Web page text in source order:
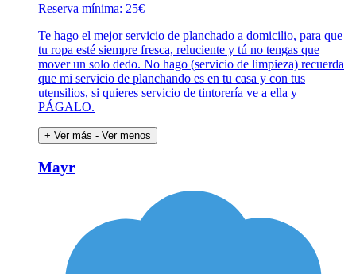
Reserva mínima: 25€
Te hago el mejor servicio de planchado a domicilio, para que
tu ropa esté siempre fresca, reluciente y tú no tengas que
mover un solo dedo. No hago (servicio de limpieza) recuerda
que mi servicio de planchando es en tu casa y con tus
utensilios, si quieres servicio de tintorería ve a ella y
PÁGALO.
+ Ver más - Ver menos
Mayr